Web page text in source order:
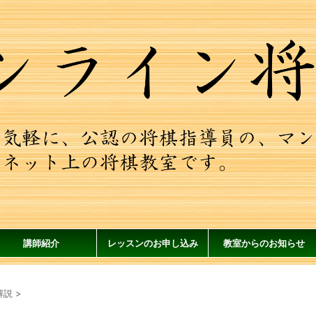
講師紹介 レッスンのお申し込み 教室からのお知らせ
説 >